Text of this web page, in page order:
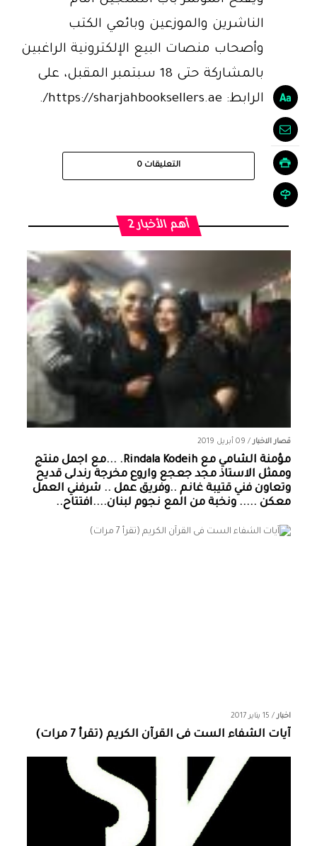
الناشرين والموزعين وبائعي الكتب
وأصحاب منصات البيع الإلكترونية الراغبين
بالمشاركة حتى 18 سبتمبر المقبل، على
الرابط: https://sharjahbooksellers.ae/.
التعليقات 0
أهم الأخبار 2
قصار الاخبار/ 09 أبريل 2019
مؤمنة الشامي‏ مع ‏‎Rindala Kodeih‎‏. ...مع اجمل منتج
وممثل الاستاذ مجد جعجع واروع مخرجة رندلى قديح
وتعاون فني قتيبة غانم ..وفريق عمل .. شرفني العمل
معكن ..... ونخبة من المع نجوم لبنان....افتتاح..
اخبار/ 15 يناير 2017
آيات الشفاء الست فى القرآن الكريم (تقرأ 7 مرات)